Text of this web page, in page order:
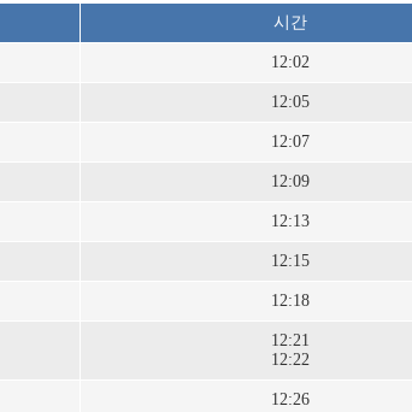
시간
12:02
12:05
12:07
12:09
12:13
12:15
12:18
12:21
12:22
12:26